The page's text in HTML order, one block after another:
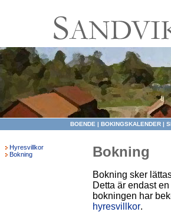
BOENDE | BOKINGSKALENDER |
Hyresvillkor
Bokning
Bokning
Bokning sker
Detta är endast
bokningen har
hyresvillkor.